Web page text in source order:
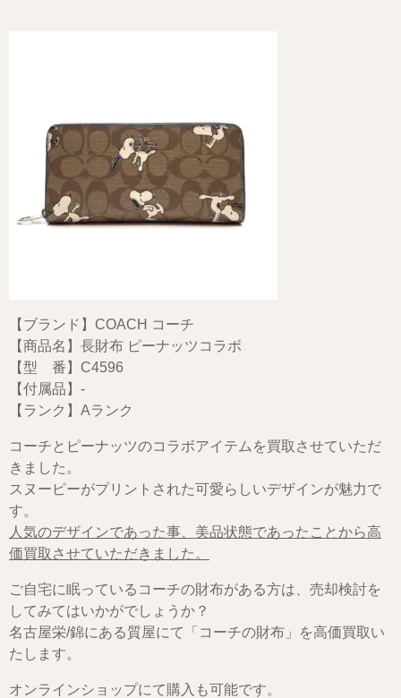
【ブランド】COACH コーチ
【商品名】長財布 ピーナッツコラボ
【型 番】C4596
【付属品】-
【ランク】Aランク
コーチとピーナッツのコラボアイテムを買取させていただ
きました。
スヌーピーがプリントされた可愛らしいデザインが魅力で
す。
人気のデザインであった事、美品状態であったことから高
価買取させていただきました。
ご自宅に眠っているコーチの財布がある方は、売却検討を
してみてはいかがでしょうか？
名古屋栄/錦にある質屋にて「コーチの財布」を高価買取い
たします。
オンラインショップにて購入も可能です。